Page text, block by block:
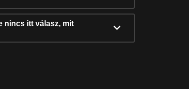
nincs itt válasz, mit